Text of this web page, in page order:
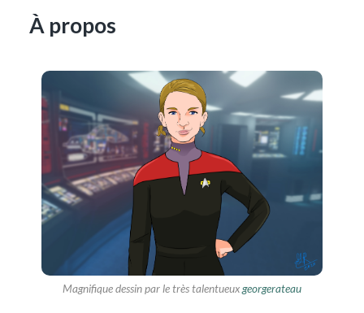
À propos
Magnifique dessin par le très talentueuxgeorgerateau